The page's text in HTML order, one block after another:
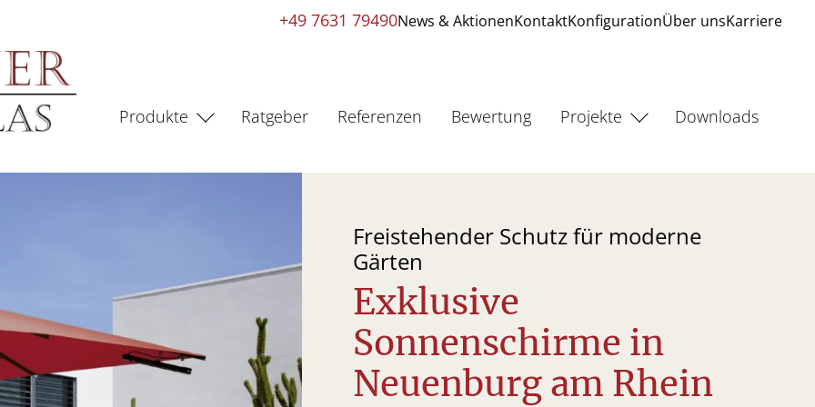
+49 7631 79490News & AktionenKontaktKonfigurationÜber unsKarriere
Produkte Ratgeber Referenzen Bewertung Projekte Downloads
Freistehender Schutz für moderne
Gärten
Exklusive
Sonnenschirme in
Neuenburg am Rhein